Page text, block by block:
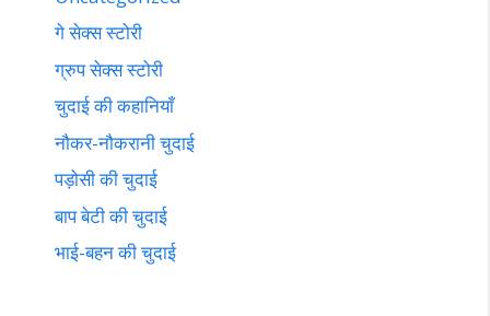
गे सेक्स स्टोरी
ग्रुप सेक्स स्टोरी
चुदाई की कहानियाँ
नौकर-नौकरानी चुदाई
पड़ोसी की चुदाई
बाप बेटी की चुदाई
भाई-बहन की चुदाई